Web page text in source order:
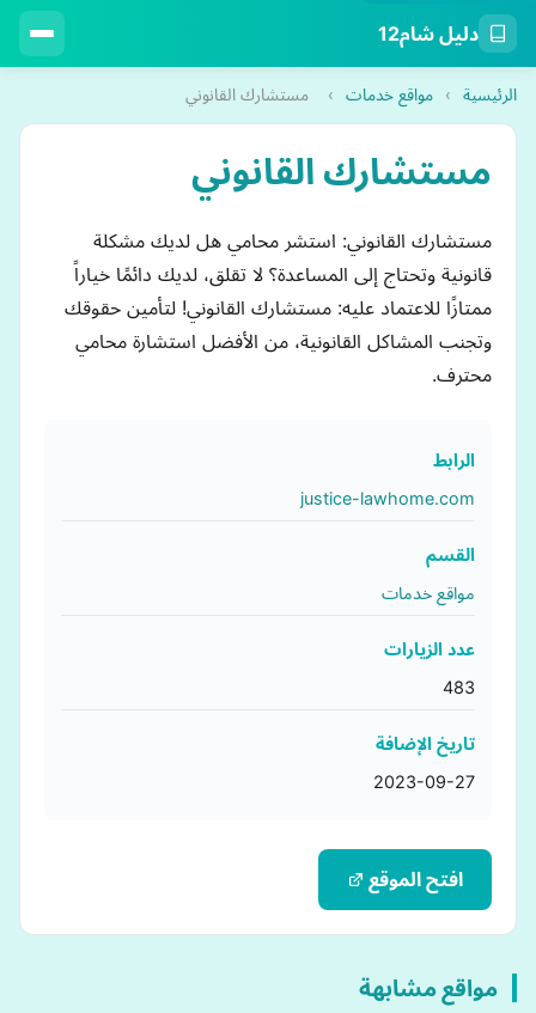
دليل شام12
الرئيسية › مواقع خدمات › مستشارك القانوني
مستشارك القانوني
مستشارك القانوني: استشر محامي هل لديك مشكلة
قانونية وتحتاج إلى المساعدة؟ لا تقلق، لديك دائمًا خياراً
ممتازًا للاعتماد عليه: مستشارك القانوني! لتأمين حقوقك
وتجنب المشاكل القانونية، من الأفضل استشارة محامي
محترف.
الرابط
justice-lawhome.com
القسم
مواقع خدمات
عدد الزيارات
483
تاريخ الإضافة
2023-09-27
افتح الموقع
مواقع مشابهة